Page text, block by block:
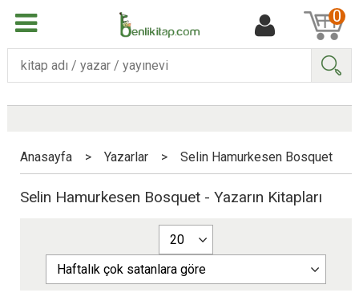
0
Anasayfa > Yazarlar > Selin Hamurkesen Bosquet
Selin Hamurkesen Bosquet - Yazarın Kitapları